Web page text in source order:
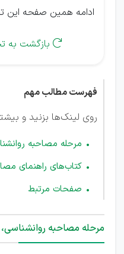
ادامه همین صفحه این
 بازگشت به
فهرست مطالب مهم
روی لینک‌ها بزنید و
مرحله مصاحبه
کتاب‌های راهنمای
صفحات مرتبط
مرحله مصاحبه